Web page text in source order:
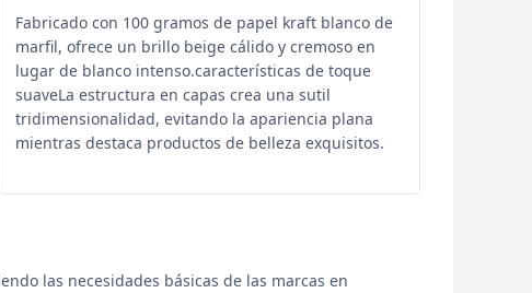
Fabricado con 100 gramos de papel kraft blanco de
marfil, ofrece un brillo beige cálido y cremoso en
lugar de blanco intenso.características de toque
suaveLa estructura en capas crea una sutil
tridimensionalidad, evitando la apariencia plana
mientras destaca productos de belleza exquisitos.
las necesidades básicas de las marcas en